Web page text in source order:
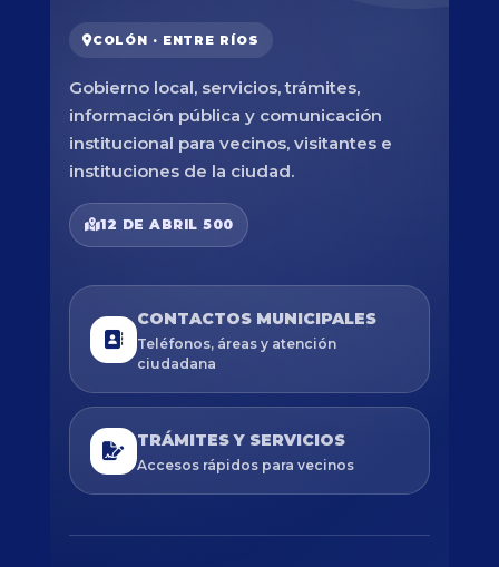
COLÓN · ENTRE RÍOS
Gobierno local, servicios, trámites,
información pública y comunicación
institucional para vecinos, visitantes e
instituciones de la ciudad.
12 DE ABRIL 500
CONTACTOS MUNICIPALES
Teléfonos, áreas y atención
ciudadana
TRÁMITES Y SERVICIOS
Accesos rápidos para vecinos